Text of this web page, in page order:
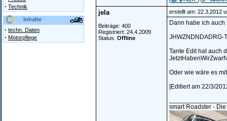
· Technik
Inhalte
· techn. Daten
· Motorpflege
jela
Beiträge: 400
Registriert: 24.4.2009
Status: Offline
erstellt am: 22.3.2012
Dann habe ich
JHWZNDNDADRG-
Tante Edit hat auch
Oder wie wäre es
[Editiert am 22/3/
smart Roadster -